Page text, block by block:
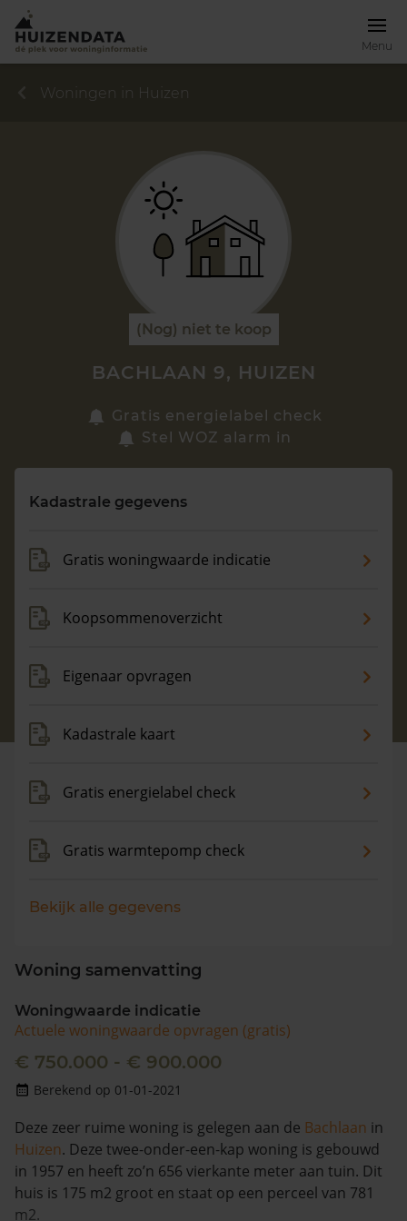
Menu
Zoek een woning
Maandag t/m vrijdag - 08:00 -18:00
Woningen in Huizen
(Nog) niet te koop
BACHLAAN 9, HUIZEN
Gratis energielabel check
Stel WOZ alarm in
Kadastrale gegevens
Gratis woningwaarde indicatie
Koopsommenoverzicht
Eigenaar opvragen
Kadastrale kaart
Gratis energielabel check
Gratis warmtepomp check
Bekijk alle gegevens
Woning samenvatting
Woningwaarde indicatie
Actuele woningwaarde opvragen (gratis)
€ 750.000 - € 900.000
Berekend op 01-01-2021
Deze zeer ruime woning is gelegen aan de Bachlaan in
Huizen. Deze twee-onder-een-kap woning is gebouwd
in 1957 en heeft zo’n 656 vierkante meter aan tuin. Dit
huis is 175 m2 groot en staat op een perceel van 781
m2.